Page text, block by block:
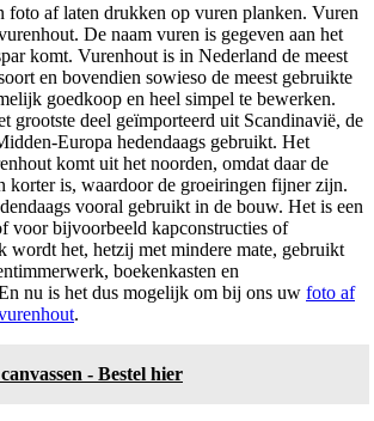
foto af laten drukken op vuren planken. Vuren
De naam vuren is gegeven aan het
komt. Vurenhout is in Nederland de meest
en bovendien sowieso de meest gebruikte
goedkoop en heel simpel te bewerken.
grootste deel geïmporteerd uit Scandinavië, de
Europa hedendaags gebruikt. Het
komt uit het noorden, omdat daar de
korter is, waardoor de groeiringen fijner zijn.
vooral gebruikt in de bouw. Het is een
voor bijvoorbeeld kapconstructies of
wordt het, hetzij met mindere mate, gebruikt
boekenkasten en
nu is het dus mogelijk om bij ons uw foto af
.
- Bestel hier